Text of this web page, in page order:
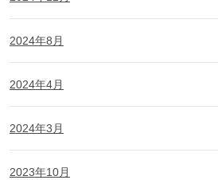
2024年8月
2024年4月
2024年3月
2023年10月